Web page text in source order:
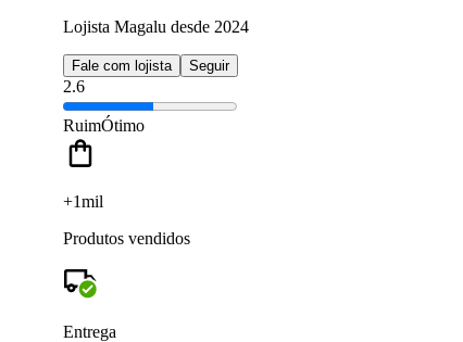
Lojista Magalu desde 2024
Fale com lojista Seguir
2.6
RuimÓtimo
+1mil
Produtos vendidos
Entrega